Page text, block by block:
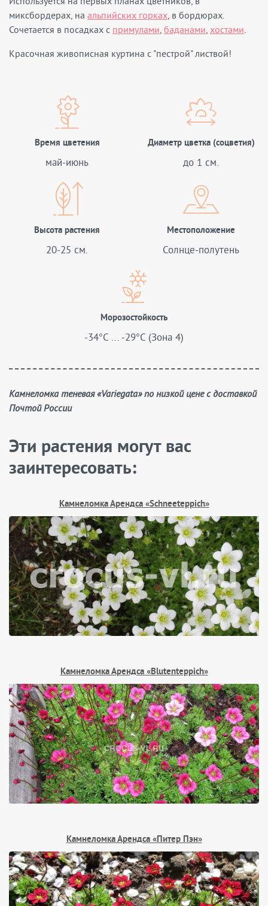
миксбордерах, на альпийских горках, в бордюрах.
Сочетается в посадках с примулами, баданами, хостами.
Красочная живописная куртина с "пестрой" листвой!
Время цветения
май-июнь
Диаметр цветка (соцветия)
до 1 см.
Высота растения
20-25 см.
Местоположение
Солнце-полутень
Морозостойкость
-34°C ... -29°C (Зона 4)
Камнеломка теневая «Variegata» по низкой цене с доставкой
Почтой России
Эти растения могут вас
заинтересовать:
Камнеломка Арендса «Schneeteppich»
Камнеломка Арендса «Blutenteppich»
Камнеломка Арендса «Питер Пэн»